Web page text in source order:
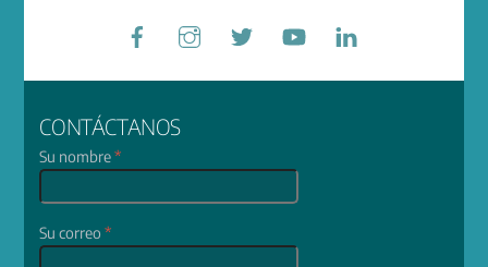
Facebook YouTube
CONTÁCTANOS
Su nombre*
Su correo*